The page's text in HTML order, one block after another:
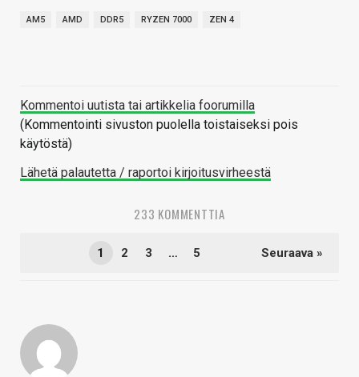
AM5 AMD DDR5 RYZEN 7000 ZEN 4
Kommentoi uutista tai artikkelia foorumilla
(Kommentointi sivuston puolella toistaiseksi pois
käytöstä)
Lähetä palautetta / raportoi kirjoitusvirheestä
233 KOMMENTTIA
1 2 3 … 5 Seuraava »